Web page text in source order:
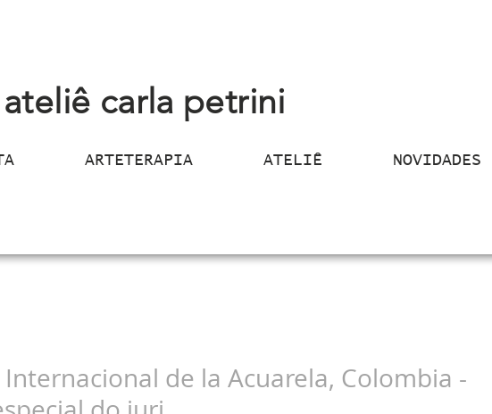
ateliê carla petrini
ARTETERAPIA ATELIÊ NOVIDADES
Internacional de la Acuarela, Colombia -